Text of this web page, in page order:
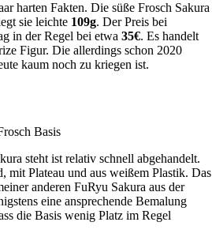
harten Fakten. Die süße Frosch Sakura
sie leichte 109g. Der Preis bei
in der Regel bei etwa35€. Es handelt
Figur. Die allerdings schon 2020
kaum noch zu kriegen ist.
steht ist relativ schnell abgehandelt.
mit Plateau und aus weißem Plastik. Das
anderen FuRyu Sakura aus der
eine ansprechende Bemalung
die Basis wenig Platz im Regel